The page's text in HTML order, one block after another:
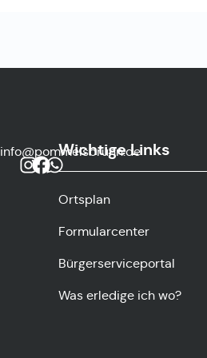
info@pommelsbrunn.de
Wichtige Links
Ortsplan
Formularcenter
Bürgerserviceportal
Was erledige ich wo?